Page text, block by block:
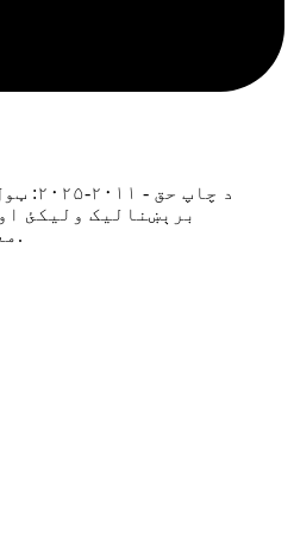
برېښنالیک ولیکئ
معلوماتي پلانونه واستوو.